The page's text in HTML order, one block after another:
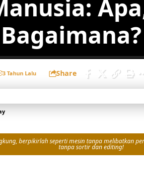
Bagaimana?
3 Tahun Lalu Share
berpikirlah seperti mesin tanpa melibatkan
tanpa sortir dan editing!